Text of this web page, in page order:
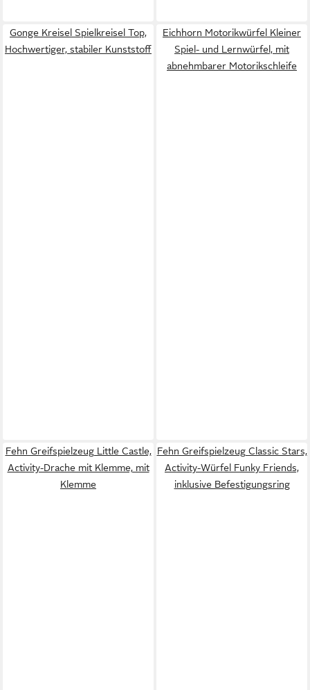
Gonge Kreisel Spielkreisel Top,
Hochwertiger, stabiler Kunststoff
Eichhorn Motorikwürfel Kleiner
Spiel- und Lernwürfel, mit
abnehmbarer Motorikschleife
Fehn Greifspielzeug Little Castle,
Activity-Drache mit Klemme, mit
Klemme
Fehn Greifspielzeug Classic Stars,
Activity-Würfel Funky Friends,
inklusive Befestigungsring